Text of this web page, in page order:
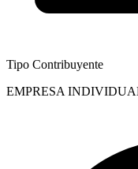
Tipo Contribuyente
EMPRESA